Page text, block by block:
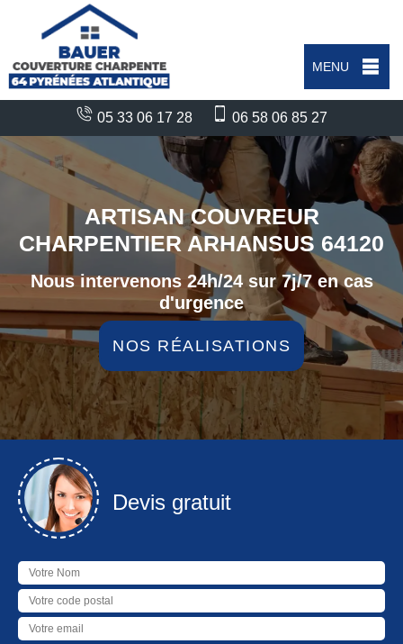
MENU
05 33 06 17 28 06 58 06 85 27
ARTISAN COUVREUR
CHARPENTIER ARHANSUS 64120
Nous intervenons 24h/24 sur 7j/7 en cas
d'urgence
NOS RÉALISATIONS
Devis gratuit